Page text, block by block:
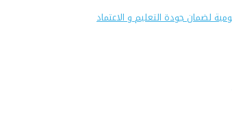
لضمان جودة التعليم و الاعتماد